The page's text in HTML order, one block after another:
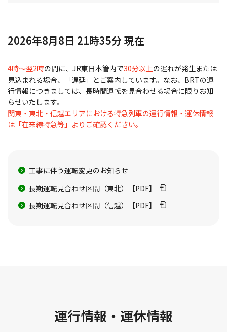
2026年8月8日 21時35分 現在
4時～翌2時の間に、JR東日本管内で30分以上の遅れが発生または
見込まれる場合、「遅延」とご案内しています。なお、BRTの運
行情報につきましては、長時間運転を見合わせる場合に限りお知
らせいたします。
関東・東北・信越エリアにおける特急列車の運行情報・運休情報
は「在来線特急等」よりご確認ください。
工事に伴う運転変更のお知らせ
長期運転見合わせ区間（東北）【PDF】
長期運転見合わせ区間（信越）【PDF】
運行情報・運休情報